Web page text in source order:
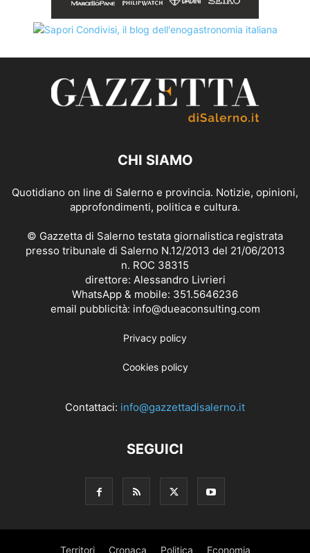
CHI SIAMO
Quotidiano on line di Salerno e provincia. Notizie, opinioni,
approfondimenti, politica e cultura.
© Gazzetta di Salerno testata giornalistica registrata
presso tribunale di Salerno N.12/2013 del 21/06/2013
n. ROC 38315
direttore: Alessandro Livrieri
WhatsApp & mobile: 351.5646236
email pubblicità: info@dueaconsulting.com
Privacy policy
Cookies policy
Contattaci: info@gazzettadisalerno.it
SEGUICI
Territori Cronaca Politica Economia